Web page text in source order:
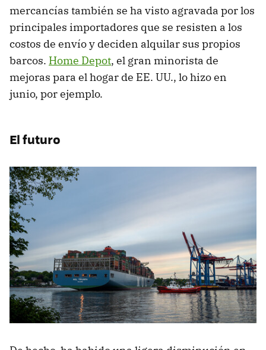
mercancías también se ha visto agravada por los
principales importadores que se resisten a los
costos de envío y deciden alquilar sus propios
barcos. Home Depot, el gran minorista de
mejoras para el hogar de EE. UU., lo hizo en
junio, por ejemplo.
El futuro